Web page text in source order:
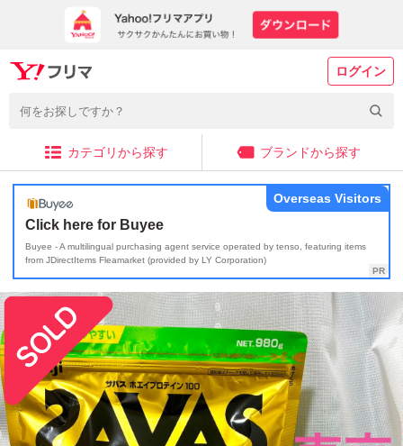
ログイン
カテゴリから探す ブランドから探す
Click here for Buyee
Buyee - A multilingual purchasing agent service operated by tenso, featuring items
from JDirectItems Fleamarket (provided by LY Corporation)
Overseas Visitors